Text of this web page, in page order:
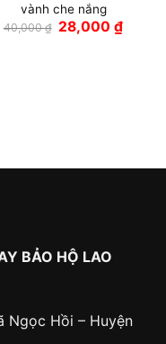
vành che nắng
40,000₫ Giá
gốc
28,000₫Giá
BẢO HỘ LAO
Ngọc Hồi – Huyện